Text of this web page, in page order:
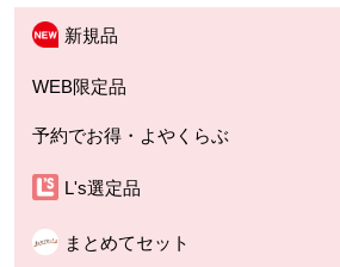
新規品
WEB限定品
予約でお得・よやくらぶ
L's選定品
まとめてセット